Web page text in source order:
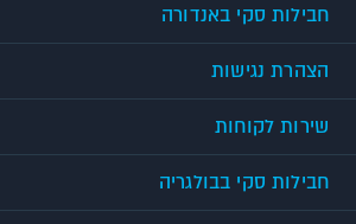
חבילות סקי באנדורה
הצהרת נגישות
שירות לקוחות
חבילות סקי בבולגריה